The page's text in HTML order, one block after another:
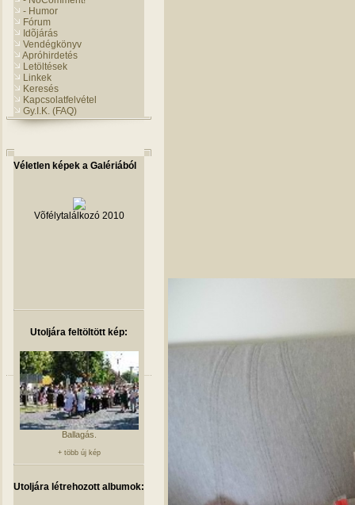
- Humor
Fórum
Idõjárás
Vendégkönyv
Apróhirdetés
Letöltések
Linkek
Keresés
Kapcsolatfelvétel
Gy.I.K. (FAQ)
Véletlen képek a Galériából
Võfélytalálkozó 2010
Utoljára feltöltött kép:
Ballagás.
+ több új kép
Utoljára létrehozott albumok: